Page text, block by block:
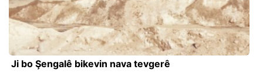
Ji bo Şengalê bikevin nava tevgerê